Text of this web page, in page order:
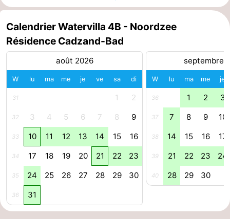
manger
Pratiques
Route
Stationnement
Adresses
Médicales
Région
Zeeland
Walcheren
Calendrier Watervilla 4B - Noordzee
Résidence Cadzand-Bad
août 2026
W lu ma me je ve sa di
31 1 2
32 3 4 5 6 7 8 9
33 10 11 12 13 14 15 16
34 17 18 19 20 21 22 23
35 24 25 26 27 28 29 30
36 31
septembre
W lu ma me je
36 1 2 3
37 7 8 9 10
38 14 15 16 17
39 21 22 23 24
40 28 29 30